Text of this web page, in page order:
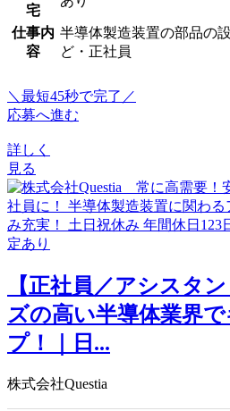
宅
仕事内
容
半導体製造装置の部品の
ど・正社員
＼最短45秒で完了／
応募へ進む
詳しく
見る
【正社員／アシスタ
ズの高い半導体業界
プ！｜日...
株式会社Questia